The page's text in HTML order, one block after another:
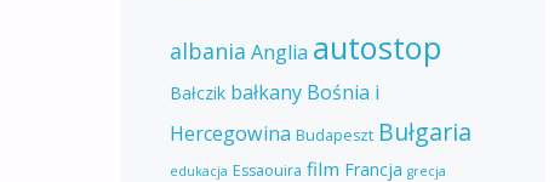
albania Anglia autostop
Bałczik bałkany Bośnia i
Hercegowina Budapeszt Bułgaria
edukacja Essaouira film Francja grecja